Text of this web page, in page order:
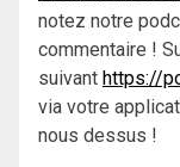
notez notre
commentaire !
suivant https://
via votre
nous dessus !